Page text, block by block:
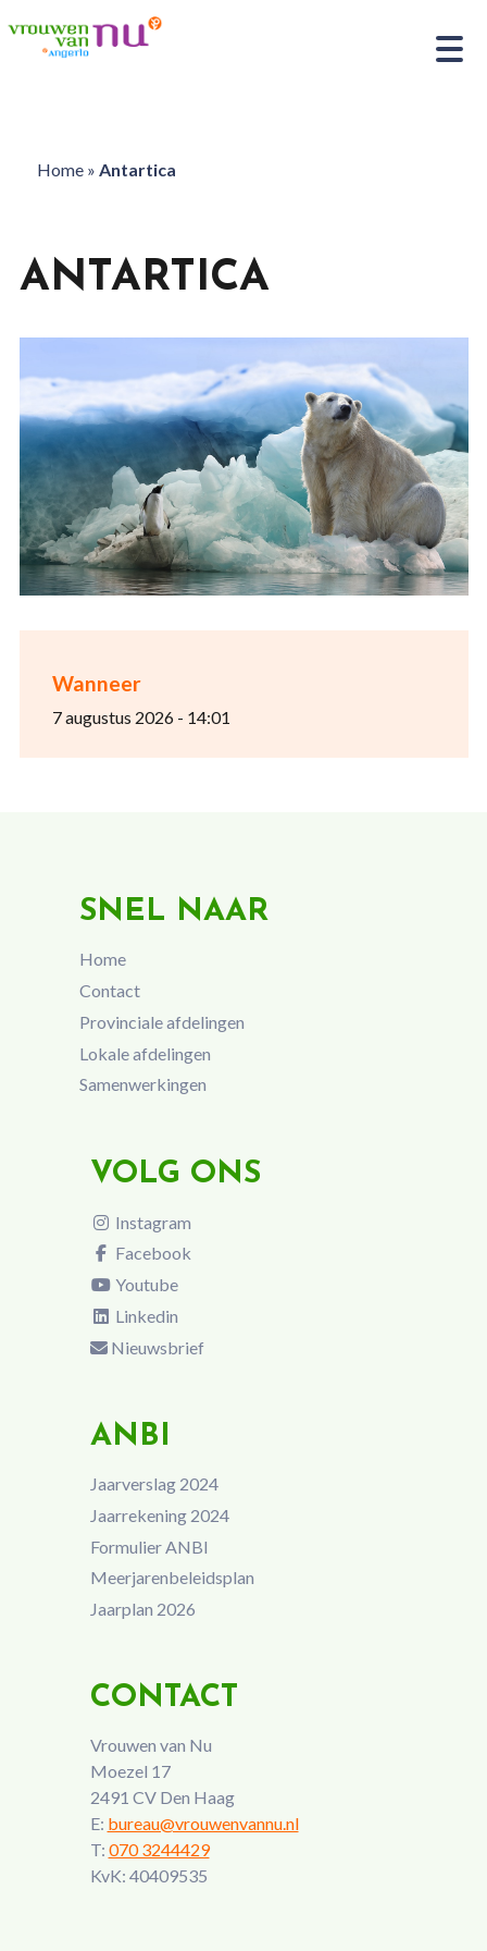
Home» Antartica
Wanneer
7 augustus 2026 - 14:01
ANTARTICA
SNEL NAAR
Home
Contact
Provinciale afdelingen
Lokale afdelingen
Samenwerkingen
VOLG ONS
Instagram
Facebook
Youtube
Linkedin
Nieuwsbrief
ANBI
Jaarverslag 2024
Jaarrekening 2024
Formulier ANBI
Meerjarenbeleidsplan
Jaarplan 2026
CONTACT
Vrouwen van Nu
Moezel 17
2491 CV Den Haag
E: bureau@vrouwenvannu.nl
T: 070 3244429
KvK: 40409535